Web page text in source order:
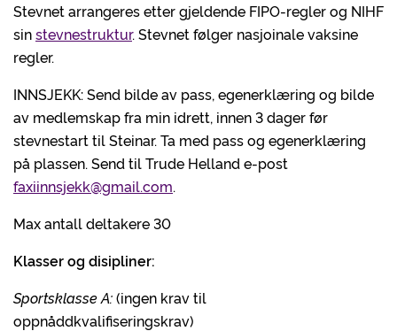
Stevnet arrangeres etter gjeldende FIPO-regler og NIHF
sinstevnestruktur. Stevnet følger nasjoinale vaksine
regler.
INNSJEKK: Send bilde av pass, egenerklæring og bilde
av medlemskap fra min idrett, innen 3 dager før
stevnestart til Steinar. Ta med pass og egenerklæring
på plassen. Send til Trude Helland e-post
faxiinnsjekk@gmail.com.
Max antall deltakere 30
Klasser og disipliner:
Sportsklasse A:(ingen krav til
oppnåddkvalifiseringskrav)